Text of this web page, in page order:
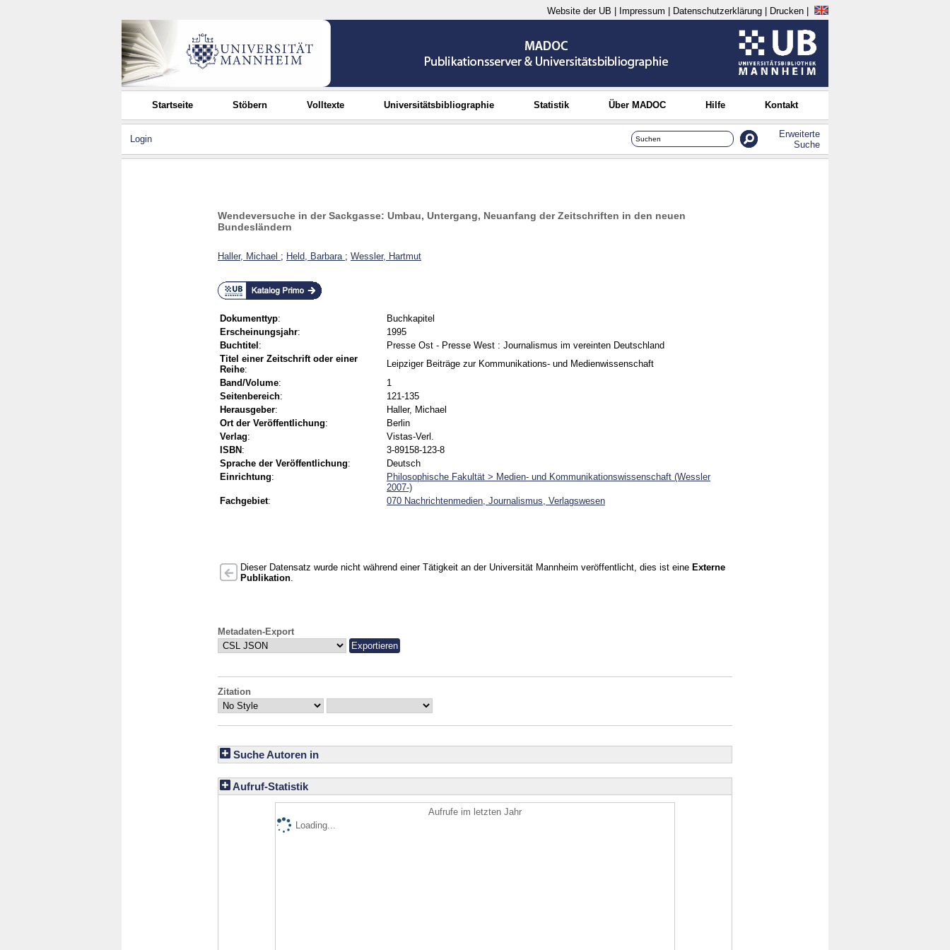
Website der UB Impressum Datenschutzerklärung Drucken
Startseite Stöbern Volltexte Universitätsbibliographie Statistik Über MADOC Hilfe Kontakt
Login
Erweiterte
Suche
Wendeversuche in der Sackgasse: Umbau, Untergang, Neuanfang der Zeitschriften in den neuen
Bundesländern
Haller, Michael ; Held, Barbara ; Wessler, Hartmut
Dokumenttyp:
Buchkapitel
Erscheinungsjahr:
1995
Buchtitel :
Presse Ost - Presse West : Journalismus im vereinten Deutschland
Titel einer Zeitschrift oder einer
Reihe:
Leipziger Beiträge zur Kommunikations- und Medienwissenschaft
Band/Volume:
1
Seitenbereich:
121-135
Herausgeber:
Haller, Michael
Ort der Veröffentlichung:
Berlin
Verlag:
Vistas-Verl.
ISBN :
3-89158-123-8
Sprache der Veröffentlichung:
Deutsch
Einrichtung:
Philosophische Fakultät > Medien- und Kommunikationswissenschaft (Wessler
2007-)
Fachgebiet: 070 Nachrichtenmedien, Journalismus, Verlagswesen
Dieser Datensatz wurde nicht während einer Tätigkeit an der Universität Mannheim veröffentlicht, dies ist eine Externe
Publikation
Metadaten-Export
Zitation
Suche Autoren in
Aufruf-Statistik
Aufrufe im letzten Jahr
Loading...